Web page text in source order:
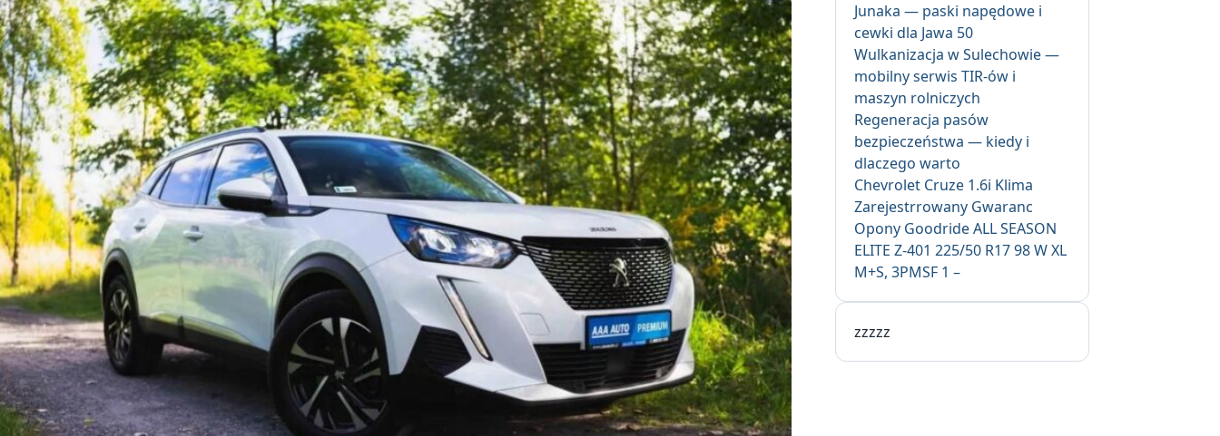
Junaka — paski napędowe i
cewki dla Jawa 50
Wulkanizacja w Sulechowie —
mobilny serwis TIR-ów i
maszyn rolniczych
Regeneracja pasów
bezpieczeństwa — kiedy i
dlaczego warto
Chevrolet Cruze 1.6i Klima
Zarejestrrowany Gwaranc
Opony Goodride ALL SEASON
ELITE Z-401 225/50 R17 98 W XL
M+S, 3PMSF 1 –
zzzzz